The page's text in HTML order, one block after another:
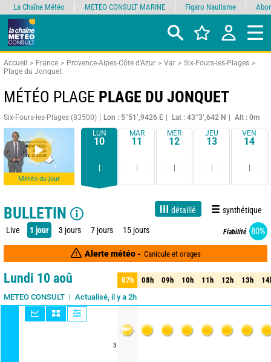
Accueil France Provence-Alpes-Côte d'Azur Var
Six-Fours-les-Plages
Plage du Jonquet
MÉTÉO PLAGE PLAGE DU JONQUET
Six-Fours-les-Plages (83500) Lon : 5°51’,9426 E Lat : 43°3’,642 N Alt : 0m
Météo du jour
LUN
10
- -
MAR
11
- -
MER
12
- -
JEU
13
- -
VEN
14
- -
BULLETIN détaillé synthétique
Live 1 jour 3 jours 7 jours 15 jours Fiabilité 80%
Alerte météo - Canicule et orages
Lundi 10 aoû
METEO CONSULT Actualisé, il y a 2h
3
07h 08h 09h 10h 11h 12h 13h
07h 08h 09h 10h 11h 12h 13h
La Chaîne Météo METEO CONSULT MARINE Figaro Nautisme